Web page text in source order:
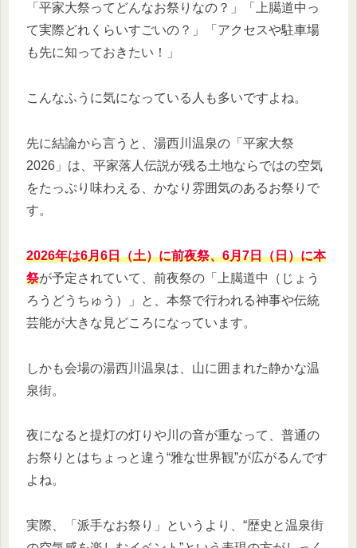
「平家大祭ってどんなお祭りなの？」「上臈道中っ
て実際どれくらいすごいの？」「アクセスや駐車場
も先に知っておきたい！」
こんなふうに気になっている人も多いですよね。
先に結論から言うと、湯西川温泉の「平家大祭
2026」は、平家落人伝説が残る土地ならではの空気
をたっぷり味わえる、かなり雰囲気のあるお祭りで
す。
2026年は6月6日（土）に前夜祭、6月7日（日）に本
祭が予定されていて、前夜祭の「上臈道中（じょう
ろうどうちゅう）」と、本祭で行われる神事や伝統
芸能が大きな見どころになっています。
しかも会場の湯西川温泉は、山に囲まれた静かな温
泉街。
夜になると提灯の灯りや川の音が重なって、普通の
お祭りとはちょっと違う“雅な世界観”が広がるんです
よね。
実際、「派手なお祭り」というより、“歴史と温泉街